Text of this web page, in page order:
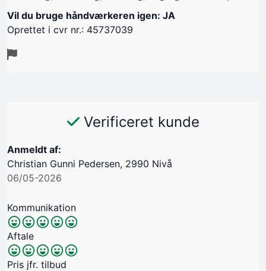
Vil du bruge håndværkeren igen: JA
Oprettet i cvr nr.: 45737039
Verificeret kunde
Anmeldt af:
Christian Gunni Pedersen, 2990 Nivå
06/05-2026
Kommunikation
Aftale
Pris jfr. tilbud